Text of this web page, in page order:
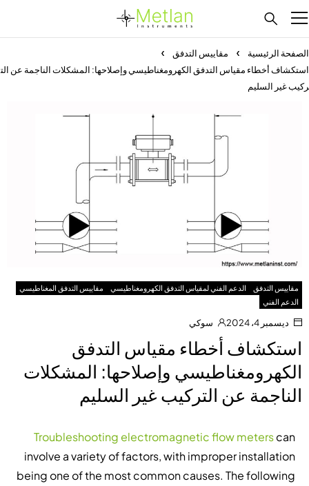
الصفحة الرئيسية
مقاييس التدفق
استكشاف أخطاء مقياس التدفق الكهرومغناطيسي وإصلاحها: المشكلات الناجمة عن الت
ركيب غير السليم
مقاييس التدفق الدعم الفني لمقياس التدفق الكهرومغناطيسي
مقاييس التدفق المغناطيسي
الدعم الفني
ديسمبر 4، 2024 سوكي
استكشاف أخطاء مقياس التدفق
الكهرومغناطيسي وإصلاحها: المشكلات
الناجمة عن التركيب غير السليم
Troubleshooting electromagnetic flow meterscan
involve a variety of factors, with improper installation
being one of the most common causes. The following